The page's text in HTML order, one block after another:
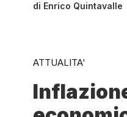
di Enrico Quintavalle
ATTUALITA'